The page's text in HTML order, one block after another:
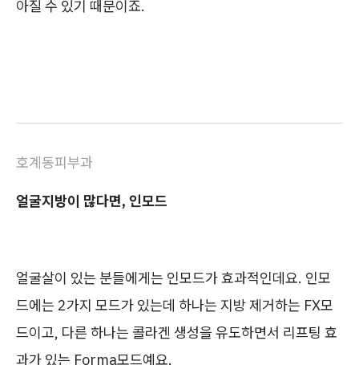
아질 수 있기 때문이죠.
호계동피부과
얼굴지방이 많다면, 인모드
얼굴살이 있는 분들에게는 인모드가 효과적인데요. 인모
드에는 2가지 모드가 있는데 하나는 지방 제거하는 FX모
드이고, 다른 하나는 콜라겐 생성을 유도하면서 리프팅 효
과가 있는 Forma모드예요.